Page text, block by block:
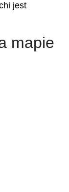
jest
mapie